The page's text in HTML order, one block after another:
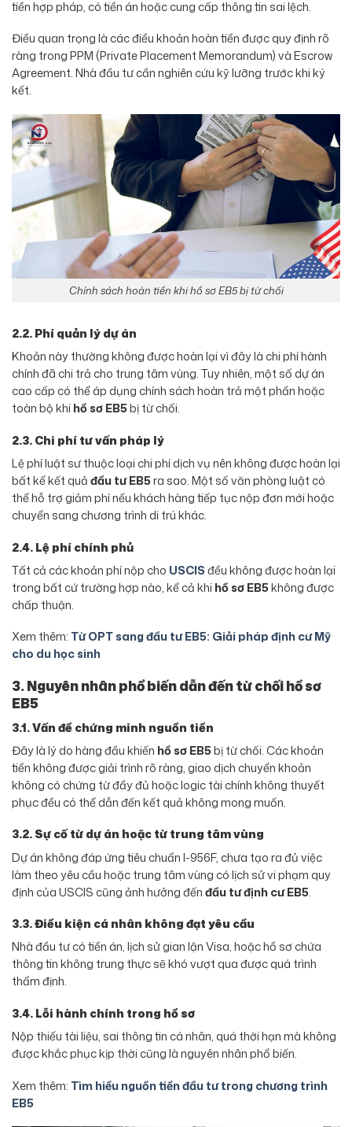
tiền hợp pháp, có tiền án hoặc cung cấp thông tin sai lệch.
Điều quan trọng là các điều khoản hoàn tiền được quy định rõ
ràng trong PPM (Private Placement Memorandum) và Escrow
Agreement. Nhà đầu tư cần nghiên cứu kỹ lưỡng trước khi ký
kết.
Chính sách hoàn tiền khi hồ sơ EB5 bị từ chối
2.2. Phí quản lý dự án
Khoản này thường không được hoàn lại vì đây là chi phí hành
chính đã chi trả cho trung tâm vùng. Tuy nhiên, một số dự án
cao cấp có thể áp dụng chính sách hoàn trả một phần hoặc
toàn bộ khihồ sơ EB5bị từ chối.
2.3. Chi phí tư vấn pháp lý
Lệ phí luật sư thuộc loại chi phí dịch vụ nên không được hoàn lại
bất kể kết quảđầu tư EB5ra sao. Một số văn phòng luật có
thể hỗ trợ giảm phí nếu khách hàng tiếp tục nộp đơn mới hoặc
chuyển sang chương trình di trú khác.
2.4. Lệ phí chính phủ
Tất cả các khoản phí nộp cho USCISđều không được hoàn lại
trong bất cứ trường hợp nào, kể cả khihồ sơ EB5không được
chấp thuận.
Xem thêm: Từ OPT sang đầu tư EB5: Giải pháp định cư Mỹ
cho du học sinh
3. Nguyên nhân phổ biến dẫn đến từ chối hồ sơ
EB5
3.1. Vấn đề chứng minh nguồn tiền
Đây là lý do hàng đầu khiến hồ sơ EB5bị từ chối. Các khoản
tiền không được giải trình rõ ràng, giao dịch chuyển khoản
không có chứng từ đầy đủ hoặc logic tài chính không thuyết
phục đều có thể dẫn đến kết quả không mong muốn.
3.2. Sự cố từ dự án hoặc từ trung tâm vùng
Dự án không đáp ứng tiêu chuẩn I-956F, chưa tạo ra đủ việc
làm theo yêu cầu hoặc trung tâm vùng có lịch sử vi phạm quy
định của USCIS cũng ảnh hưởng đếnđầu tư định cư EB5.
3.3. Điều kiện cá nhân không đạt yêu cầu
Nhà đầu tư có tiền án, lịch sử gian lận Visa, hoặc hồ sơ chứa
thông tin không trung thực sẽ khó vượt qua được quá trình
thẩm định.
3.4. Lỗi hành chính trong hồ sơ
Nộp thiếu tài liệu, sai thông tin cá nhân, quá thời hạn mà không
được khắc phục kịp thời cũng là nguyên nhân phổ biến.
Xem thêm: Tìm hiều nguồn tiền đầu tư trong chương trình
EB5